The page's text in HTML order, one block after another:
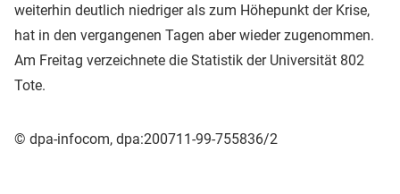
weiterhin deutlich niedriger als zum Höhepunkt der Krise,
hat in den vergangenen Tagen aber wieder zugenommen.
Am Freitag verzeichnete die Statistik der Universität 802
Tote.
© dpa-infocom, dpa:200711-99-755836/2